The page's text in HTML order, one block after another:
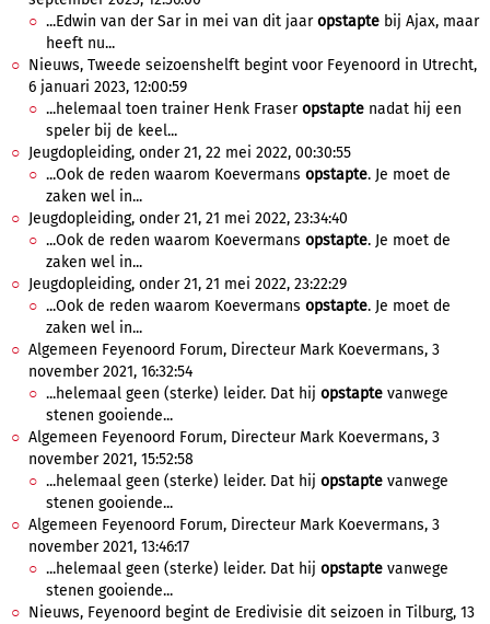
...Edwin van der Sar in mei van dit jaaropstapte bij Ajax, maar
heeft nu...
Nieuws, Tweede seizoenshelft begint voor Feyenoord in Utrecht,
6 januari 2023, 12:00:59
...helemaal toen trainer Henk Fraseropstapte nadat hij een
speler bij de keel...
Jeugdopleiding, onder 21, 22 mei 2022, 00:30:55
...Ook de reden waarom Koevermans opstapte. Je moet de
zaken wel in...
Jeugdopleiding, onder 21, 21 mei 2022, 23:34:40
...Ook de reden waarom Koevermans opstapte. Je moet de
zaken wel in...
Jeugdopleiding, onder 21, 21 mei 2022, 23:22:29
...Ook de reden waarom Koevermans opstapte. Je moet de
zaken wel in...
Algemeen Feyenoord Forum, Directeur Mark Koevermans, 3
november 2021, 16:32:54
...helemaal geen (sterke) leider. Dat hij opstapte vanwege
stenen gooiende...
Algemeen Feyenoord Forum, Directeur Mark Koevermans, 3
november 2021, 15:52:58
...helemaal geen (sterke) leider. Dat hij opstapte vanwege
stenen gooiende...
Algemeen Feyenoord Forum, Directeur Mark Koevermans, 3
november 2021, 13:46:17
...helemaal geen (sterke) leider. Dat hij opstapte vanwege
stenen gooiende...
Nieuws, Feyenoord begint de Eredivisie dit seizoen in Tilburg, 13